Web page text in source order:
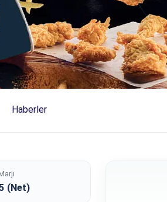
Haberler
(Net)